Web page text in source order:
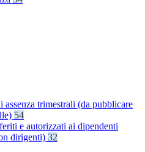
assenza trimestrali (da pubblicare
54
e autorizzati ai dipendenti
dirigenti) 32